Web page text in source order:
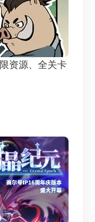
资源、全关卡